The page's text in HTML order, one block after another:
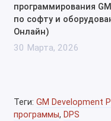
программирования
по софту и
Онлайн)
30 Марта, 2026
Теги: GM Development
программы, DPS